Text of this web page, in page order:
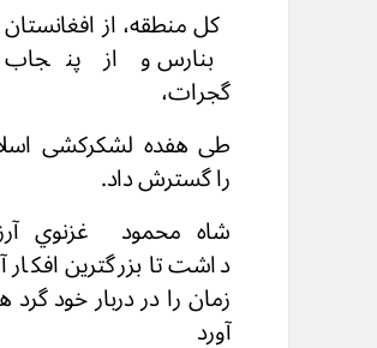
کل منطقه، از افغانستان
بنارس و از پنجاب
گجرات،
طی هفده لشکرکشی
را گسترش داد.
شاه محمود غزنوي
داشت تا بزرگترین افکار
زمان را در دربار خود گرد
آورد